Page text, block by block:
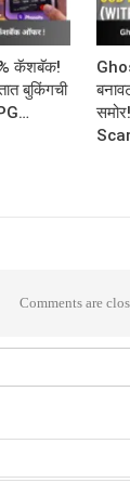
कॅशबॅक!
बुकिंगची
Comments are